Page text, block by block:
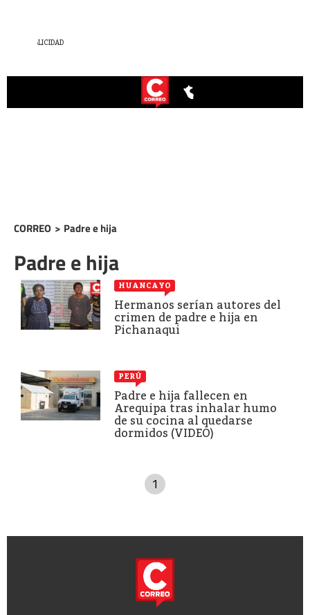
CORREO > Padre e hija
Padre e hija
HUANCAYO
Hermanos serían autores del
crimen de padre e hija en
Pichanaqui
PERÚ
Padre e hija fallecen en
Arequipa tras inhalar humo
de su cocina al quedarse
dormidos (VIDEO)
1